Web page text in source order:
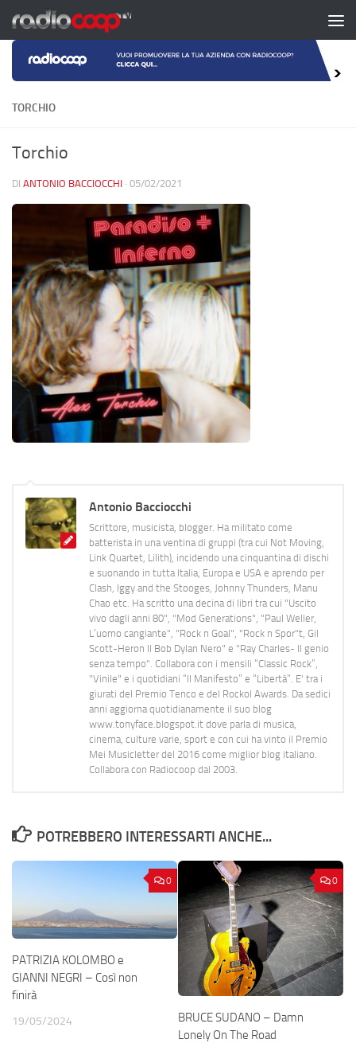
Salta al contenuto
TORCHIO
Torchio
DI ANTONIO BACCIOCCHI · 05/02/2021
Antonio Bacciocchi
Scrittore, musicista, blogger. Ha militato come
batterista in una ventina di gruppi (tra cui Not Moving,
Link Quartet, Lilith), incidendo una cinquantina di dischi
e suonando in tutta Italia, Europa e USA e aprendo per
Clash, Iggy and the Stooges, Johnny Thunders, Manu
Chao etc. Ha scritto una decina di libri tra cui "Uscito
vivo dagli anni 80", "Mod Generations", "Paul Weller,
L’uomo cangiante", "Rock n Goal", "Rock n Spor"t, Gil
Scott-Heron Il Bob Dylan Nero" e "Ray Charles- Il genio
senza tempo". Collabora con i mensili “Classic Rock”,
"Vinile" e i quotidiani “Il Manifesto” e “Libertà”. E' tra i
giurati del Premio Tenco e del Rockol Awards. Da sedici
anni aggiorna quotidianamente il suo blog
www.tonyface.blogspot.it dove parla di musica,
cinema, culture varie, sport e con cui ha vinto il Premio
Mei Musicletter del 2016 come miglior blog italiano.
Collabora con Radiocoop dal 2003.
POTREBBERO INTERESSARTI ANCHE...
0
PATRIZIA KOLOMBO e
GIANNI NEGRI – Così non
finirà
19/05/2024
0
BRUCE SUDANO – Damn
Lonely On The Road